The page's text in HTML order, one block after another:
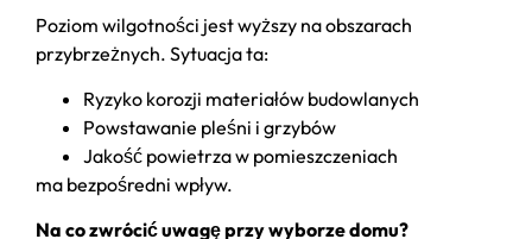
Poziom wilgotności jest wyższy na obszarach
przybrzeżnych. Sytuacja ta:
Ryzyko korozji materiałów budowlanych
Powstawanie pleśni i grzybów
Jakość powietrza w pomieszczeniach
ma bezpośredni wpływ.
Na co zwrócić uwagę przy wyborze domu?